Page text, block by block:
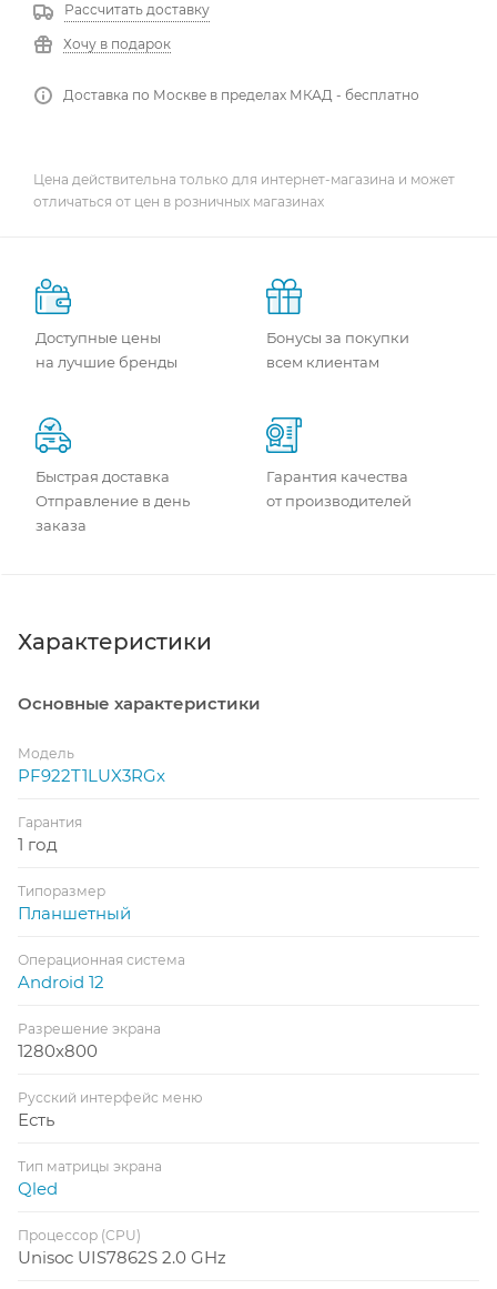
Рассчитать доставку
Хочу в подарок
Доставка по Москве в пределах МКАД - бесплатно
Цена действительна только для интернет-магазина и может
отличаться от цен в розничных магазинах
Доступные цены
на лучшие бренды
Бонусы за покупки
всем клиентам
Быстрая доставка
Отправление в день
заказа
Гарантия качества
от производителей
Характеристики
Основные характеристики
Модель
PF922T1LUX3RGx
Гарантия
1 год
Типоразмер
Планшетный
Операционная система
Android 12
Разрешение экрана
1280x800
Русский интерфейс меню
Есть
Тип матрицы экрана
Qled
Процессор (CPU)
Unisoc UIS7862S 2.0 GHz